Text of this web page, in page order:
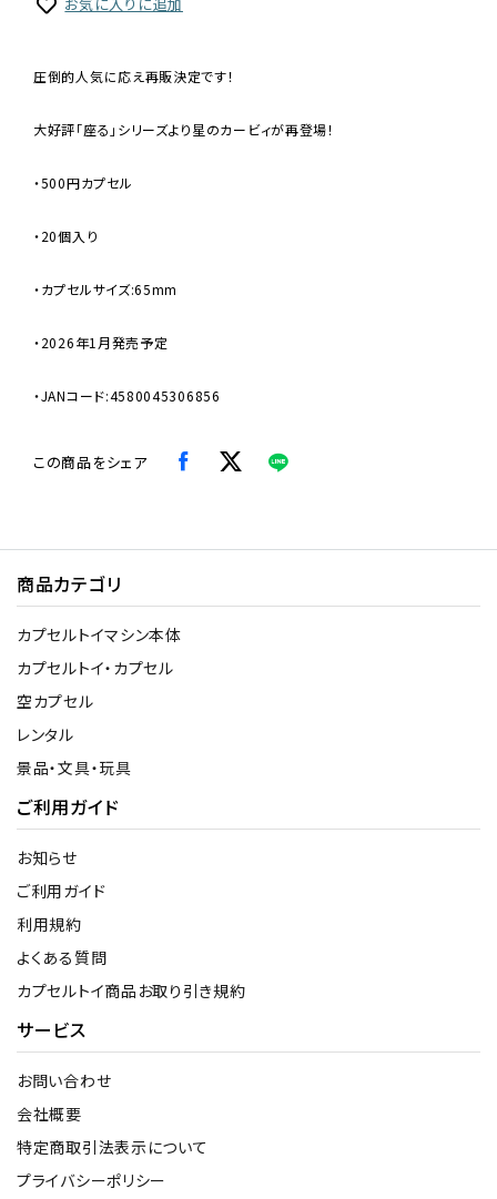
圧倒的人気に応え再販決定です！
大好評「座る」シリーズより星のカービィが再登場！
・500円カプセル
・20個入り
・カプセルサイズ:65mm
・2026年1月発売予定
・JANコード:4580045306856
この商品をシェア
商品カテゴリ
カプセルトイマシン本体
カプセルトイ・カプセル
空カプセル
レンタル
景品・文具・玩具
ご利用ガイド
お知らせ
ご利用ガイド
利用規約
よくある質問
カプセルトイ商品お取り引き規約
サービス
お問い合わせ
会社概要
特定商取引法表示について
プライバシーポリシー